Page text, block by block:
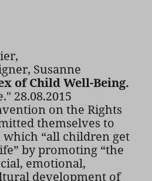
Susanne
of Child Well-Being.
28.08.2015
on the Rights
themselves to
“all children get
by promoting “the
emotional,
development of